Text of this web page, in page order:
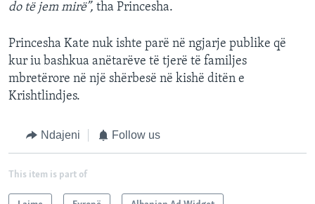
do të jem mirë”, tha Princesha.
Princesha Kate nuk ishte parë në ngjarje publike që
kur iu bashkua anëtarëve të tjerë të familjes
mbretërore në një shërbesë në kishë ditën e
Krishtlindjes.
Ndajeni Follow us
This item is part of